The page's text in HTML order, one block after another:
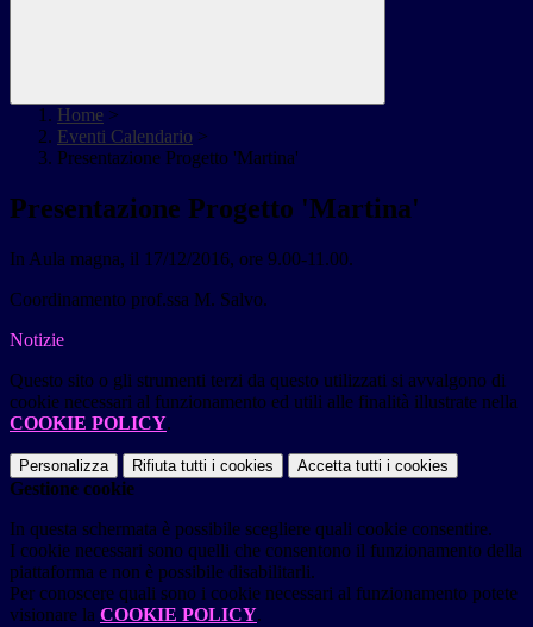
Home >
Eventi Calendario >
Presentazione Progetto 'Martina'
Presentazione Progetto 'Martina'
In Aula magna, il 17/12/2016, ore 9.00-11.00.
Coordinamento prof.ssa M. Salvo.
Notizie
Questo sito o gli strumenti terzi da questo utilizzati si avvalgono di
cookie necessari al funzionamento ed utili alle finalità illustrate nella
COOKIE POLICY.
Personalizza Rifiuta tutti i cookies Accetta tutti i cookies
Gestione cookie
In questa schermata è possibile scegliere quali cookie consentire.
I cookie necessari sono quelli che consentono il funzionamento della
piattaforma e non è possibile disabilitarli.
Per conoscere quali sono i cookie necessari al funzionamento potete
visionare la COOKIE POLICY.